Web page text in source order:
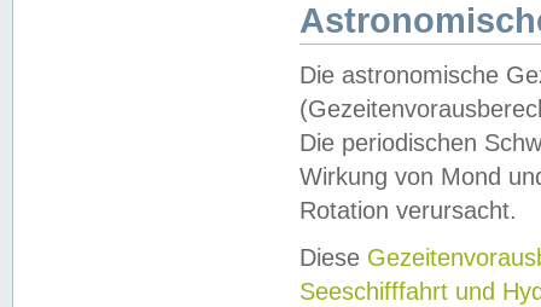
Die astronomische
Die periodischen
Wirkung von Mond
Rotation verursacht.
Diese
Seeschifffahrt und